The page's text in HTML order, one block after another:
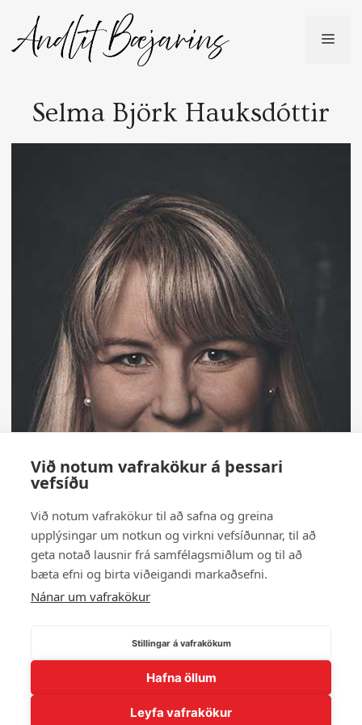
content
Selma Björk Hauksdóttir
← Til baka í myndasafn
Við notum vafrakökur á þessari
vefsíðu
Við notum vafrakökur til að safna og greina
upplýsingar um notkun og virkni vefsíðunnar, til að
geta notað lausnir frá samfélagsmiðlum og til að
bæta efni og birta viðeigandi markaðsefni.
Nánar um vafrakökur
Stillingar á vafrakökum
Hafna öllum
Leyfa vafrakökur